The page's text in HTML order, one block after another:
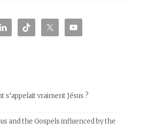
s’appelait vraiment Jésus ?
and the Gospels influenced by the